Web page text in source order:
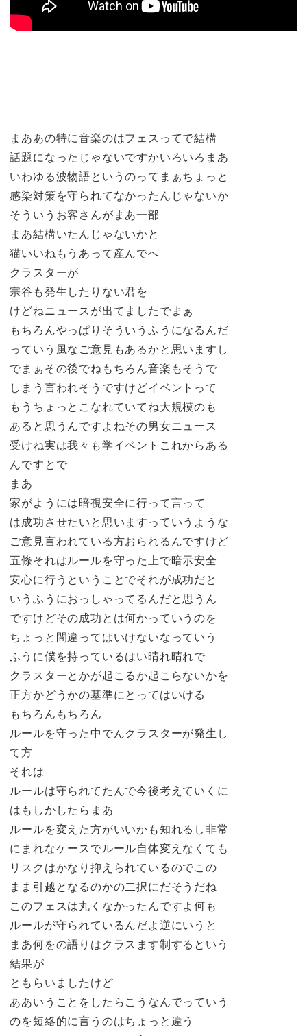
まああの特に音楽のはフェスってで結構
話題になったじゃないですかいろいろまあ
いわゆる波物語というのってまぁちょっと
感染対策を守られてなかったんじゃないか
そういうお客さんがまあ一部
まあ結構いたんじゃないかと
猫いいねもうあって産んでへ
クラスターが
宗谷も発生したりない君を
けどねニュースが出てましたでまぁ
もちろんやっぱりそういうふうになるんだ
っていう風なご意見もあるかと思いますし
でまぁその後でねもちろん音楽もそうで
しまう言われそうですけどイベントって
もうちょっとこなれていてね大規模のも
あると思うんですよねその男女ニュース
受けね実は我々も学イベントこれからある
んですとで
まあ
家がようには暗視安全に行って言って
は成功させたいと思いますっていうような
ご意見言われている方おられるんですけど
五條それはルールを守った上で暗示安全
安心に行うということでそれが成功だと
いうふうにおっしゃってるんだと思うん
ですけどその成功とは何かっていうのを
ちょっと間違ってはいけないなっていう
ふうに僕を持っているはい晴れ晴れで
クラスターとかが起こるか起こらないかを
正方かどうかの基準にとってはいける
もちろんもちろん
ルールを守った中でんクラスターが発生し
て方
それは
ルールは守られてたんで今後考えていくに
はもしかしたらまあ
ルールを変えた方がいいかも知れるし非常
にまれなケースでルール自体変えなくても
リスクはかなり抑えられているのでこの
まま引越となるのかの二択にだそうだね
このフェスは丸くなかったんですよ何も
ルールが守られているんだよ逆にいうと
まあ何をの語りはクラスます制するという
結果が
ともらいましたけど
ああいうことをしたらこうなんでっていう
のを短絡的に言うのはちょっと違う